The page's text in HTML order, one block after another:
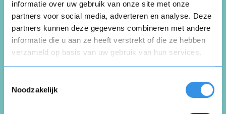
informatie over uw gebruik van onze site met onze
partners voor social media, adverteren en analyse. Deze
partners kunnen deze gegevens combineren met andere
informatie die u aan ze heeft verstrekt of die ze hebben
verzameld op basis van uw gebruik van hun services.
Noodzakelijk
Schrijf een review
Beoordeel je ervaring *